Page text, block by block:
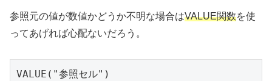
参照元の値が数値かどうか不明な場合はVALUE関数を使
ってあげれば心配ないだろう。
VALUE("参照セル")